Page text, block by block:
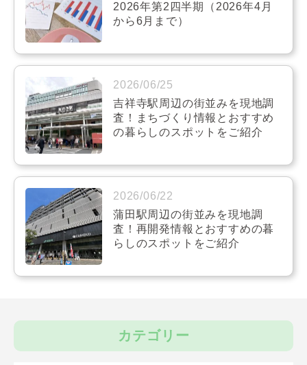
2026年第2四半期（2026年4月
から6月まで）
2026/06/25
吉祥寺駅周辺の街並みを現地調
査！まちづくり情報とおすすめ
の暮らしのスポットをご紹介
2026/06/22
蒲田駅周辺の街並みを現地調
査！再開発情報とおすすめの暮
らしのスポットをご紹介
カテゴリー